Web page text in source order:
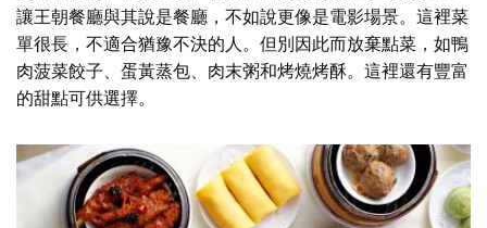
讓王朝餐廳與其說是餐廳，不如說更像是電影場景。這裡菜
單很長，不適合猶豫不決的人。但別因此而放棄點菜，如鴨
肉菠菜餃子、蛋黃蒸包、肉末粥和烤燒烤酥。這裡還有豐富
的甜點可供選擇。